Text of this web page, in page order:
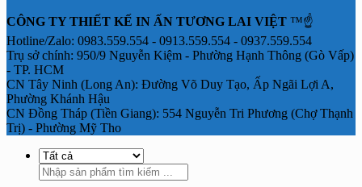
CÔNG TY THIẾT KẾ IN ẤN TƯƠNG LAI VIỆT ™☝️
Hotline/Zalo: 0983.559.554 - 0913.559.554 - 0937.559.554
Trụ sở chính: 950/9 Nguyễn Kiệm - Phường Hạnh Thông (Gò Vấp)
- TP. HCM
CN Tây Ninh (Long An): Đường Võ Duy Tạo, Ấp Ngãi Lợi A,
Phường Khánh Hậu
CN Đồng Tháp (Tiền Giang): 554 Nguyễn Tri Phương (Chợ Thạnh
Trị) - Phường Mỹ Tho
Tìm